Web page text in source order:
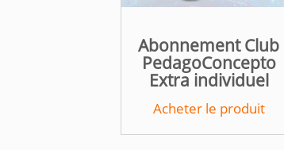
Abonnement Club
PedagoConcepto
Extra individuel
Acheter le produit